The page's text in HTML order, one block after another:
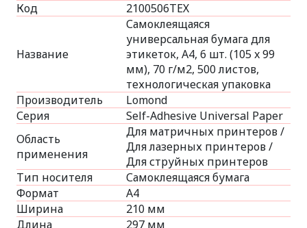
Код 2100506ТЕХ
Название
Самоклеящаяся
универсальная бумага для
этикеток, A4, 6 шт. (105 x 99
мм), 70 г/м2, 500 листов,
технологическая упаковка
Производитель
Lomond
Серия
Self-Adhesive Universal Paper
Область
применения
Для матричных принтеров /
Для лазерных принтеров /
Для струйных принтеров
Тип носителя
Самоклеящаяся бумага
Формат
A4
Ширина
210 мм
Длина
297 мм